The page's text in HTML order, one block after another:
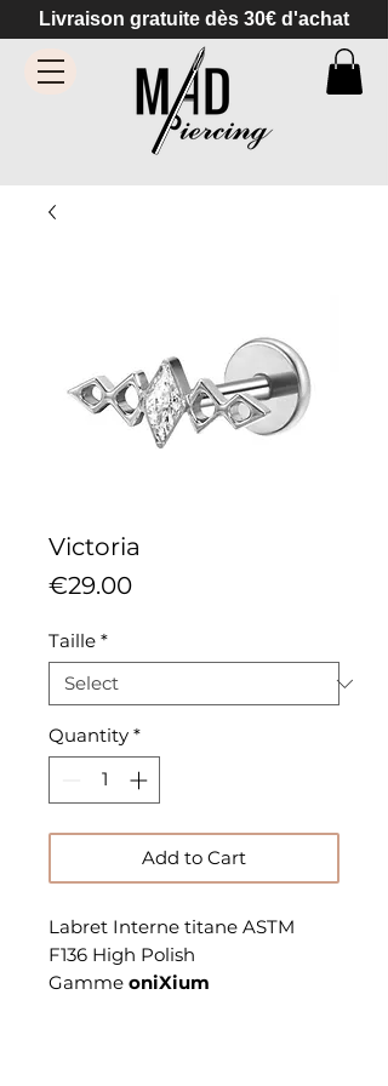
Livraison gratuite dès 30€ d'achat
Victoria
€29.00Price
Taille *
Quantity *
Add to Cart
Labret Interne titane ASTM
F136 High Polish
Gamme oniXium